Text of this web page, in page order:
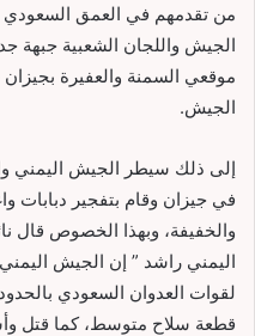
من تقدمهم في العمق
الجيش واللجان الشعبية جبهة
موقعي السمنة والعفيرة
الجيش.
إلى ذلك سيطر الجيش اليمني
في جيزان وقام بتفجير دبابات
والخفيفة، وبهذا الخصوص قال
اليمني راشد ” إن الجيش اليمني
لقوات العدوان السعودي
قطعة سلاح متوسط، كما قتل